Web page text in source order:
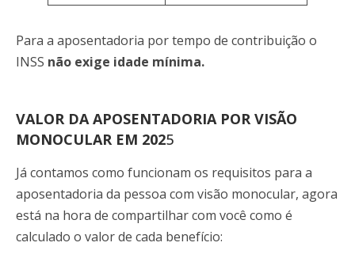
Para a aposentadoria por tempo de contribuição o
INSS não exige idade mínima.
VALOR DA APOSENTADORIA POR VISÃO
MONOCULAR EM 2025
Já contamos como funcionam os requisitos para a
aposentadoria da pessoa com visão monocular, agora
está na hora de compartilhar com você como é
calculado o valor de cada benefício: